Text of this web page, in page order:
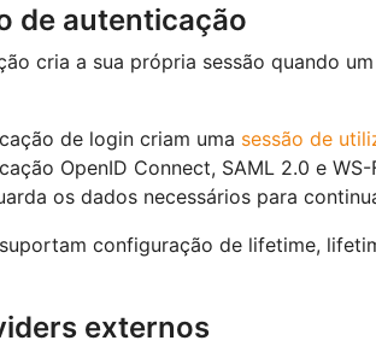
de autenticação
cria a sua própria sessão quando
de login criam uma sessão de
OpenID Connect, SAML 2.0 e
os dados necessários para
configuração de lifetime,
externos